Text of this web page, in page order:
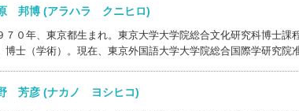
邦博 (アラハラ クニヒロ)
７０年、東京都生まれ。東京大学大学院総合文化研究科博士
博士（学術）。現在、東京外国語大学大学院総合国際学研究
芳彦 (ナカノ ヨシヒコ)